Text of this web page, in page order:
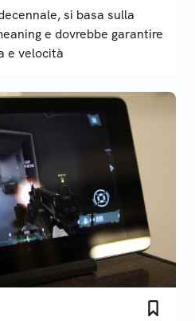
si basa sulla
e dovrebbe garantire
e velocità